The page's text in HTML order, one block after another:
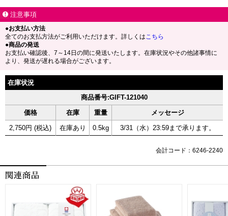
注意事項
●お支払い方法
全てのお支払方法がご利用いただけます。詳しくはこちら
●商品の発送
お支払い確認後、7～14日の間に発送いたします。在庫状況やその他諸事情に
より、発送が遅れる場合がございます。
在庫状況
商品番号:GIFT-121040
価格
在庫 重量
メッセージ
2,750円 (税込)
在庫あり 0.5kg 3/31（水）23:59まで承ります。
会計コード：6246-2240